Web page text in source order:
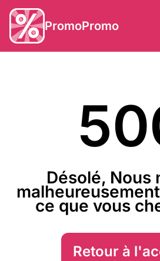
PromoPromo
Désolé, Nous
ce que vous
Retour à